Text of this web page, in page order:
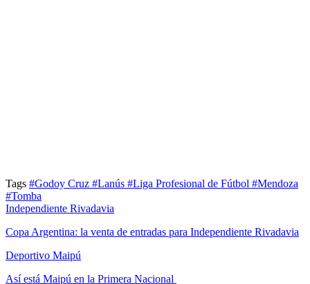
Tags #Godoy Cruz #Lanús #Liga Profesional de Fútbol #Mendoza
#Tomba
Independiente Rivadavia
Copa Argentina: la venta de entradas para Independiente Rivadavia
Deportivo Maipú
Así está Maipú en la Primera Nacional